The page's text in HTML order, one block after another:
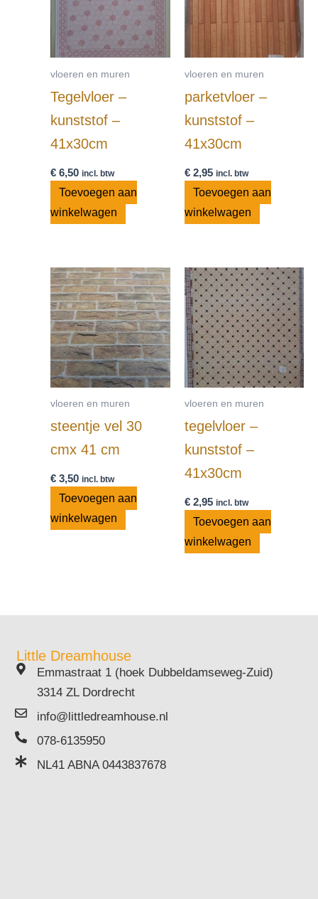
vloeren en muren
Tegelvloer –
kunststof –
41x30cm
€ 6,50 incl. btw
Toevoegen aan
winkelwagen
vloeren en muren
parketvloer –
kunststof –
41x30cm
€2,95 incl. btw
Toevoegen aan
winkelwagen
vloeren en muren
steentje vel 30
cmx 41 cm
€ 3,50 incl. btw
Toevoegen aan
winkelwagen
vloeren en muren
tegelvloer –
kunststof –
41x30cm
€2,95 incl. btw
Toevoegen aan
winkelwagen
Little Dreamhouse
Emmastraat 1 (hoek Dubbeldamseweg-Zuid)
3314 ZL Dordrecht
info@littledreamhouse.nl
078-6135950
NL41 ABNA 0443837678